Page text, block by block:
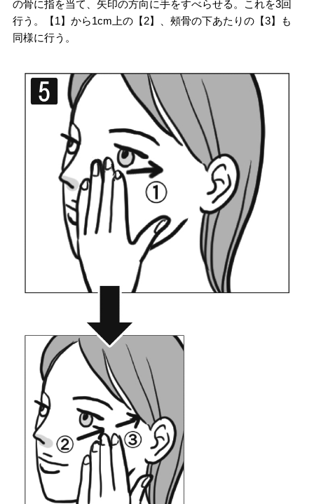
の骨に指を当て、矢印の方向に手をすべらせる。これを3回
行う。【1】から1cm上の【2】、頰骨の下あたりの【3】も
同様に行う。